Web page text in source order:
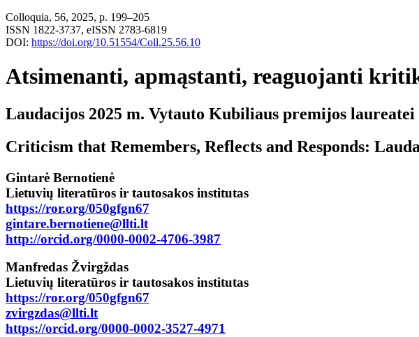
Colloquia, 56, 2025, p. 199–205
ISSN 1822-3737, eISSN 2783-6819
DOI: https://doi.org/10.51554/Coll.25.56.10
Atsimenanti, apmąstanti, reaguojanti
Laudacijos 2025 m. Vytauto Kubiliaus premijos
Criticism that Remembers, Reflects and Responds:
Gintarė Bernotienė
Lietuvių literatūros ir tautosakos institutas
https://ror.org/050gfgn67
gintare.bernotiene@llti.lt
http://orcid.org/0000-0002-4706-3987
Manfredas Žvirgždas
Lietuvių literatūros ir tautosakos institutas
https://ror.org/050gfgn67
zvirgzdas@llti.lt
https://orcid.org/0000-0002-3527-4971